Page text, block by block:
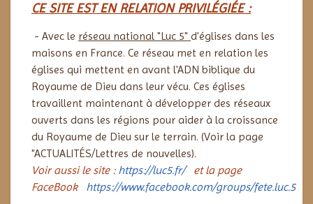
CE SITE EST EN RELATION PRIVILÉGIÉE :
- Avec le réseau national "Luc 5" d'églises dans les
maisons en France. Ce réseau met en relation les
églises qui mettent en avant l'ADN biblique du
Royaume de Dieu dans leur vécu. Ces églises
travaillent maintenant à développer des réseaux
ouverts dans les régions pour aider à la croissance
du Royaume de Dieu sur le terrain. (Voir la page
"ACTUALITÉS/Lettres de nouvelles).
Voir aussi le site : https://luc5.fr/et la page
FaceBook https://www.facebook.com/groups/fete.luc.5